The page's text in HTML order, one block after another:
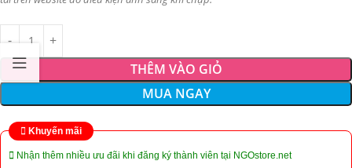
THÊM VÀO GIỎ
MUA NGAY
Khuyến mãi
Nhận thêm nhiều ưu đãi khi đăng ký thành viên tại NGOstore.net